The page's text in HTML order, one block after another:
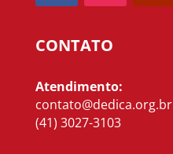
CONTATO
Atendimento:
contato@dedica.org.br
(41) 3027-3103